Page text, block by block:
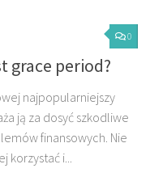
0
grace period?
najpopularniejszy
ją za dosyć szkodliwe
finansowych. Nie
i...